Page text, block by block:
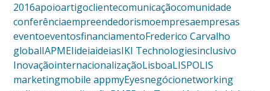
2016apoioartigoclientecomunicaçãocomunidade
conferênciaempreendedorismoempresaempresas
eventoeventosfinanciamentoFrederico Carvalho
globalIAPMEIideiaideiasIKI Technologiesinclusivo
InovaçãointernacionalizaçãoLisboaLISPOLIS
marketingmobile appmyEyesnegócionetworking